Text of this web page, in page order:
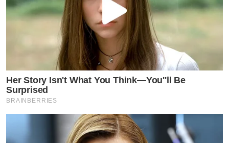
Her Story Isn't What You Think—You''ll Be
Surprised
BRAINBERRIES